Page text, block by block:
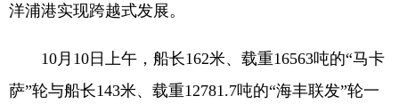
洋浦港实现跨越式发展。
10月10日上午，船长162米、载重16563吨的“马卡
萨”轮与船长143米、载重12781.7吨的“海丰联发”轮一